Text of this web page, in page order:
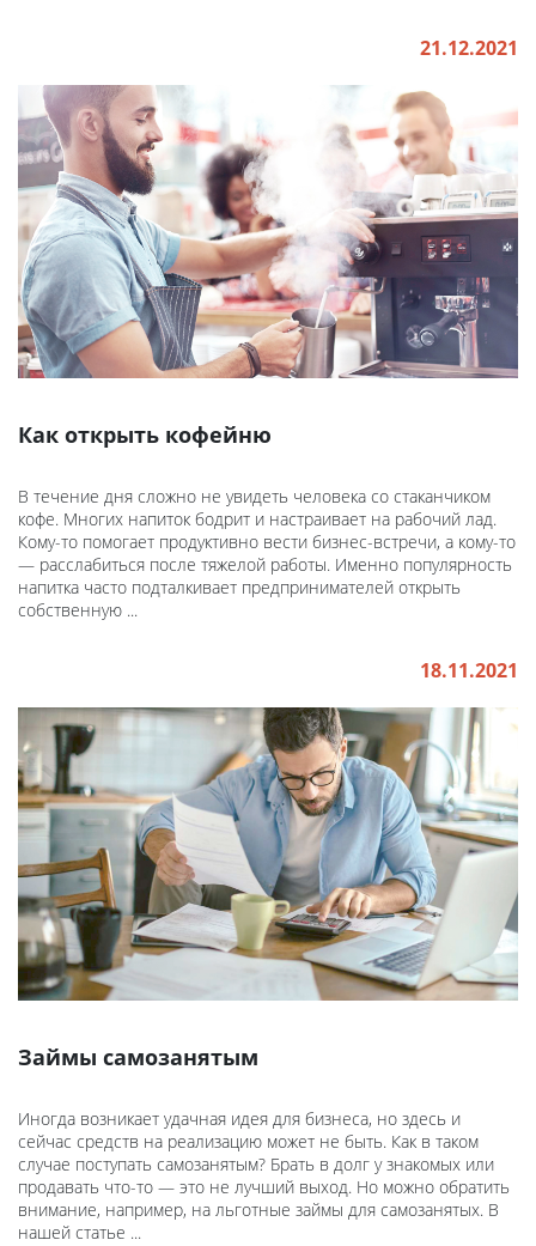
21.12.2021
Как открыть кофейню
В течение дня сложно не увидеть человека со стаканчиком
кофе. Многих напиток бодрит и настраивает на рабочий лад.
Кому-то помогает продуктивно вести бизнес-встречи, а кому-то
— расслабиться после тяжелой работы. Именно популярность
напитка часто подталкивает предпринимателей открыть
собственную ...
18.11.2021
Займы самозанятым
Иногда возникает удачная идея для бизнеса, но здесь и
сейчас средств на реализацию может не быть. Как в таком
случае поступать самозанятым? Брать в долг у знакомых или
продавать что-то — это не лучший выход. Но можно обратить
внимание, например, на льготные займы для самозанятых. В
нашей статье ...